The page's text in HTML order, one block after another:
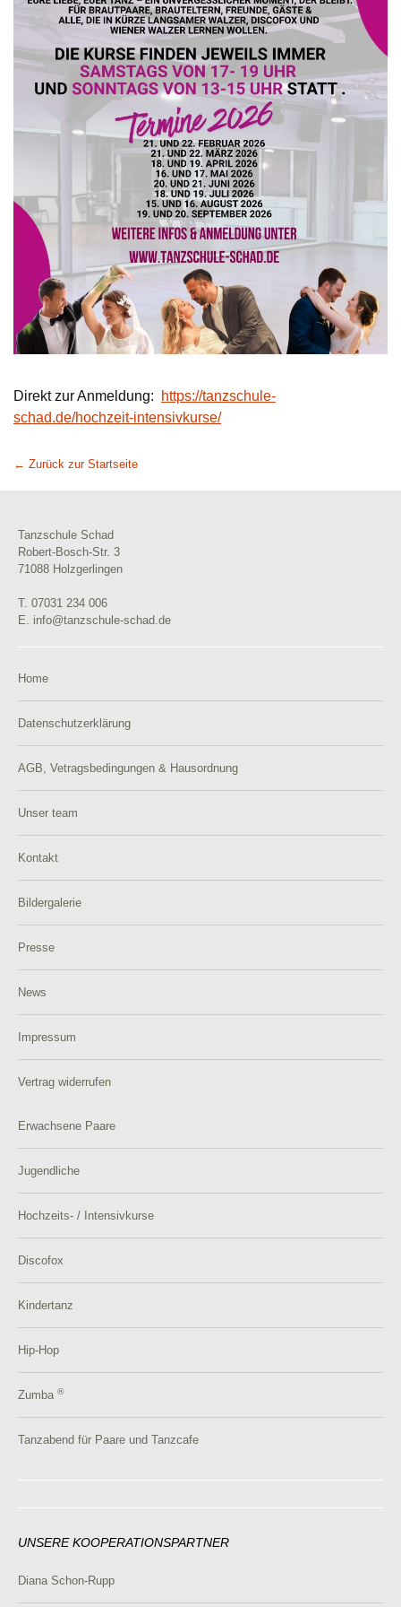
Direkt zur Anmeldung:
https://tanzschule-
schad.de/hochzeit-intensivkurse/
← Zurück zur Startseite
Tanzschule Schad
Robert-Bosch-Str. 3
71088 Holzgerlingen
T. 07031 234 006
E. info@tanzschule-schad.de
Home
Datenschutzerklärung
AGB, Vetragsbedingungen & Hausordnung
Unser team
Kontakt
Bildergalerie
Presse
News
Impressum
Vertrag widerrufen
Erwachsene Paare
Jugendliche
Hochzeits- / Intensivkurse
Discofox
Kindertanz
Hip-Hop
Zumba ®
Tanzabend für Paare und Tanzcafe
UNSERE KOOPERATIONSPARTNER
Diana Schon-Rupp